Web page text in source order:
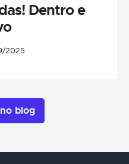
Dentro e
2025
blog